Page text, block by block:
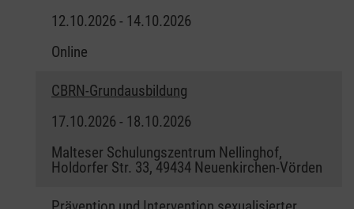
12.10.2026 - 14.10.2026
Online
CBRN-Grundausbildung
17.10.2026 - 18.10.2026
Malteser Schulungszentrum Nellinghof,
Holdorfer Str. 33, 49434 Neuenkirchen-Vörden